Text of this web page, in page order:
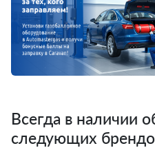
Всегда в наличии
следующих